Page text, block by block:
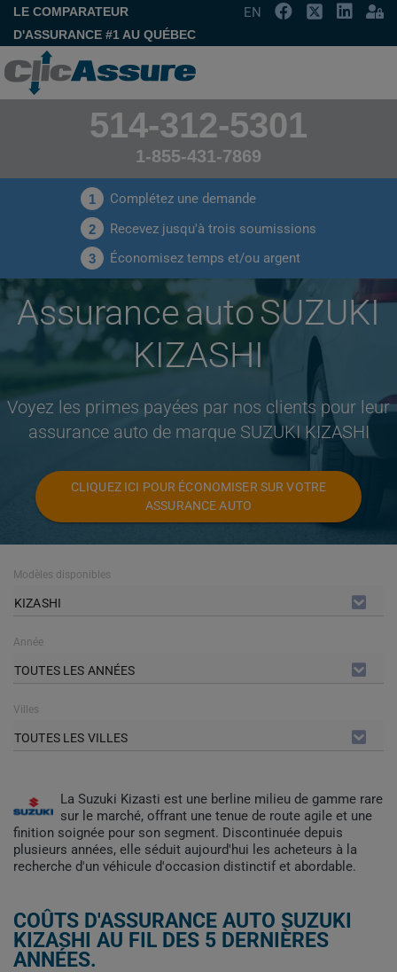
LE COMPARATEUR
D'ASSURANCE #1 AU QUÉBEC
EN
514-312-5301
1-855-431-7869
1 Complétez une demande
2 Recevez jusqu'à trois soumissions
3 Économisez temps et/ou argent
Assurance auto SUZUKI
KIZASHI
Voyez les primes payées par nos clients pour leur
assurance auto de marque SUZUKI KIZASHI
CLIQUEZ ICI POUR ÉCONOMISER SUR VOTRE
ASSURANCE AUTO
Modèles disponibles
KIZASHI
Année
TOUTES LES ANNÉES
Villes
TOUTES LES VILLES
La Suzuki Kizasti est une berline milieu de gamme rare
sur le marché, offrant une tenue de route agile et une
finition soignée pour son segment. Discontinuée depuis
plusieurs années, elle séduit aujourd'hui les acheteurs à la
recherche d'un véhicule d'occasion distinctif et abordable.
COÛTS D'ASSURANCE AUTO SUZUKI
KIZASHI AU FIL DES 5 DERNIÈRES
ANNÉES.